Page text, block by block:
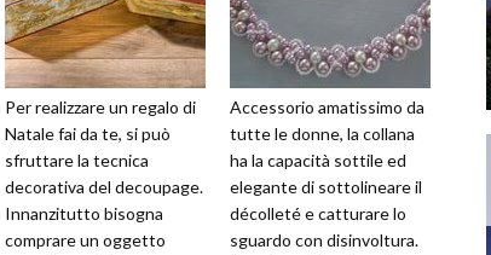
Per realizzare un regalo di
Natale fai da te, si può
sfruttare la tecnica
decorativa del decoupage.
Innanzitutto bisogna
comprare un oggetto
Accessorio amatissimo da
tutte le donne, la collana
ha la capacità sottile ed
elegante di sottolineare il
décolleté e catturare lo
sguardo con disinvoltura.